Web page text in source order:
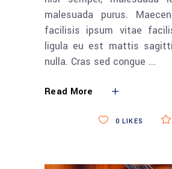
malesuada purus.
facilisis ipsum vitae
ligula eu est mattis
nulla. Cras sed congue
Read More
0 LIKES